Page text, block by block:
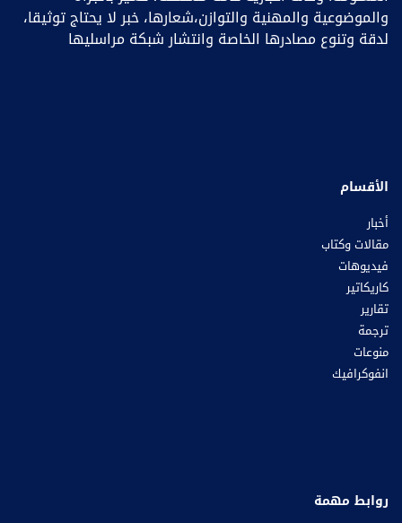
والموضوعية والمهنية والتوازن،شعارها، خبر ﻻ يحتاج توثيقا،
لدقة وتنوع مصادرها الخاصة وانتشار شبكة مراسليها
الأقسام
أخبار
مقالات وكتاب
فيديوهات
كاريكاتير
تقارير
ترجمة
منوعات
انفوكرافيك
روابط مهمة